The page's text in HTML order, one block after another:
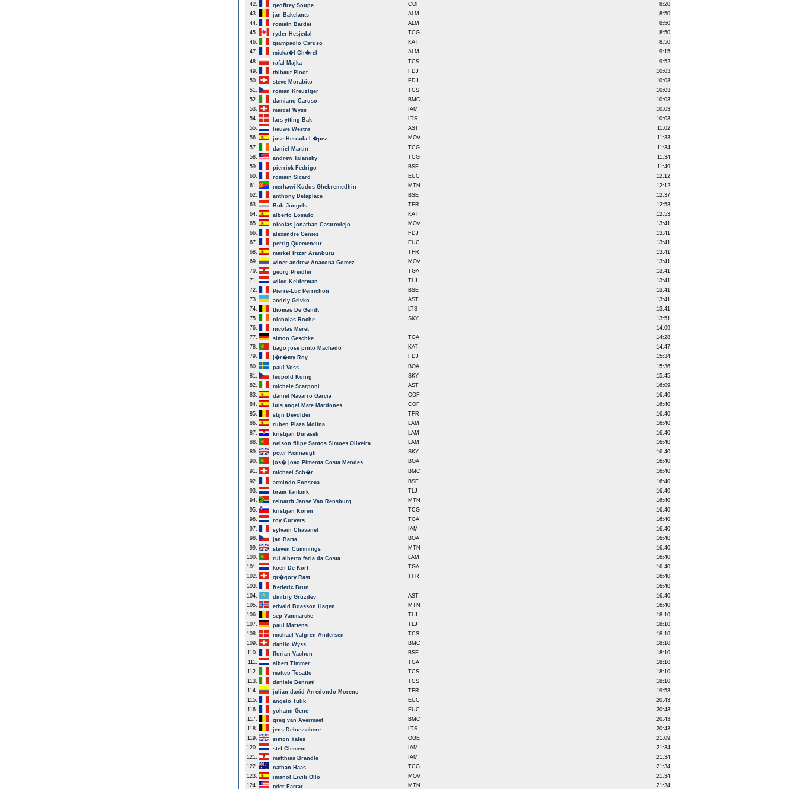
42.
geoffrey Soupe COF
8:20
43.
jan Bakelants ALM
8:50
44.
romain Bardet ALM
8:50
45.
ryder Hesjedal TCG
8:50
46.
giampaolo Caruso KAT
8:50
47.
micka�l Ch�rel ALM
9:15
48.
rafal Majka TCS
9:52
49.
thibaut Pinot FDJ
10:03
50.
steve Morabito FDJ
10:03
51.
roman Kreuziger TCS
10:03
52.
damiano Caruso BMC
10:03
53.
marcel Wyss IAM
10:03
54.
lars ytting Bak LTS
10:03
55.
lieuwe Westra AST
11:02
56.
jose Herrada L�pez MOV
11:33
57.
daniel Martin TCG
11:34
58.
andrew Talansky TCG
11:34
59.
pierrick Fedrigo BSE
11:49
60.
romain Sicard EUC
12:12
61.
merhawi Kudus Ghebremedhin MTN
12:12
62.
anthony Delaplace BSE
12:37
63.
Bob Jungels TFR
12:53
64.
alberto Losado KAT
12:53
65.
nicolas jonathan Castroviejo MOV
13:41
66.
alexandre Geniez FDJ
13:41
67.
perrig Quemeneur EUC
13:41
68.
markel Irizar Aranburu TFR
13:41
69.
winer andrew Anacona Gomez MOV
13:41
70.
georg Preidler TGA
13:41
71.
wilco Kelderman TLJ
13:41
72.
Pierre-Luc Perrichon BSE
13:41
73.
andriy Grivko AST
13:41
74.
thomas De Gendt LTS
13:41
75.
nicholas Roche SKY
13:51
76.
nicolas Meret
14:09
77.
simon Geschke TGA
14:28
78.
tiago jose pinto Machado KAT
14:47
79.
j�r�my Roy FDJ
15:34
80.
paul Voss BOA
15:36
81.
leopold Konig SKY
15:45
82.
michele Scarponi AST
16:09
83.
daniel Navarro Garcia COF
16:40
84.
luis angel Mate Mardones COF
16:40
85.
stijn Devolder TFR
16:40
86.
ruben Plaza Molina LAM
16:40
87.
kristijan Durasek LAM
16:40
88.
nelson filipe Santos Simoes Oliveira LAM
16:40
89.
peter Kennaugh SKY
16:40
90.
jos� joao Pimenta Costa Mendes BOA
16:40
91.
michael Sch�r BMC
16:40
92.
armindo Fonseca BSE
16:40
93.
bram Tankink TLJ
16:40
94.
reinardt Janse Van Rensburg MTN
16:40
95.
kristijan Koren TCG
16:40
96.
roy Curvers TGA
16:40
97.
sylvain Chavanel IAM
16:40
98.
jan Barta BOA
16:40
99.
steven Cummings MTN
16:40
100.
rui alberto faria da Costa LAM
16:40
101.
koen De Kort TGA
16:40
102.
gr�gory Rast TFR
16:40
103.
frederic Brun
16:40
104.
dmitriy Gruzdev AST
16:40
105.
edvald Boasson Hagen MTN
16:40
106.
sep Vanmarcke TLJ
18:10
107.
paul Martens TLJ
18:10
108.
michael Valgren Andersen TCS
18:10
109.
danilo Wyss BMC
18:10
110.
florian Vachon BSE
18:10
111.
albert Timmer TGA
18:10
112.
matteo Tosatto TCS
18:10
113.
daniele Bennati TCS
18:10
114.
julian david Arredondo Moreno TFR
19:53
115.
angelo Tulik EUC
20:43
116.
yohann Gene EUC
20:43
117.
greg van Avermaet BMC
20:43
118.
jens Debusschere LTS
20:43
119.
simon Yates OGE
21:09
120.
stef Clement IAM
21:34
121.
matthias Brandle IAM
21:34
122.
nathan Haas TCG
21:34
123.
imanol Erviti Ollo MOV
21:34
124.
tyler Farrar MTN
21:34